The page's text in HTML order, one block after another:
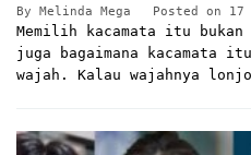
By Melinda Mega Posted on 17
Memilih kacamata itu
juga bagaimana kacamata
wajah. Kalau wajahnya